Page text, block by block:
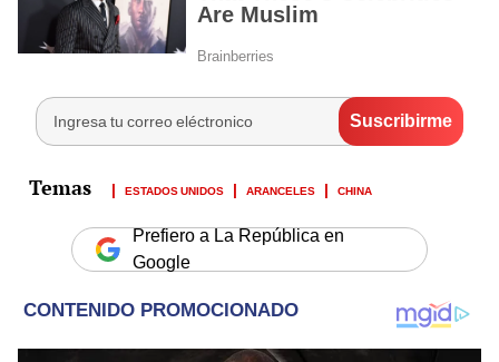
ESTADOS UNIDOS ARANCELES CHINA
Prefiero a La República en
Google